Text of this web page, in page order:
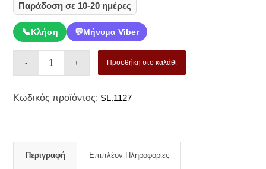
Παράδοση σε 10-20 ημέρες
📞Κλήση 💬Μήνυμα Viber
Προσθήκη στο καλάθι
Κωδικός προϊόντος: SL.1127
Περιγραφή Επιπλέον Πληροφορίες